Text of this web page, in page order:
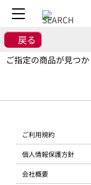
戻る
ご指定の商品が見つか
ご利用規約
個人情報保護方針
会社概要